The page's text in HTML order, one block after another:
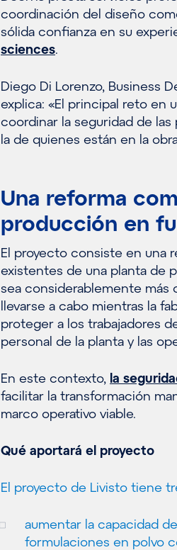
coordinación del diseño
sólida confianza en su
sciences.
Diego Di Lorenzo, Business
explica: «El principal reto en
coordinar la seguridad de
la de quienes están en la
Una reforma
producción en
El proyecto consiste en una
existentes de una planta de
sea considerablemente más
llevarse a cabo mientras la
proteger a los trabajadores
personal de la planta y las
En este contexto, la
facilitar la transformación
marco operativo viable.
Qué aportará el proyecto
El proyecto de Livisto tiene
aumentar la capacidad
formulaciones en polvo